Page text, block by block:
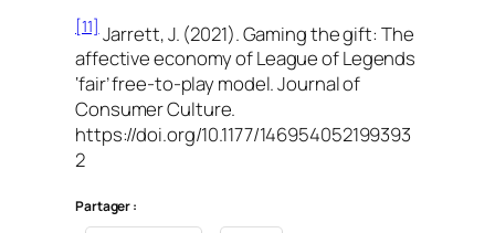
[11]Jarrett, J. (2021). Gaming the gift: The
affective economy of League of Legends
‘fair’ free-to-play model. Journal of
Consumer Culture.
https://doi.org/10.1177/146954052199393
2
Partager :